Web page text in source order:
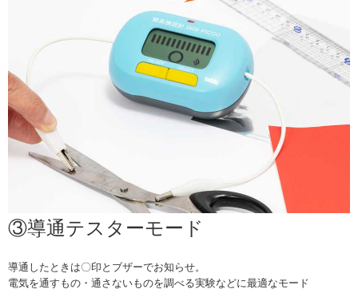
③導通テスターモード
導通したときは〇印とブザーでお知らせ。
電気を通すもの・通さないものを調べる実験などに最適なモード